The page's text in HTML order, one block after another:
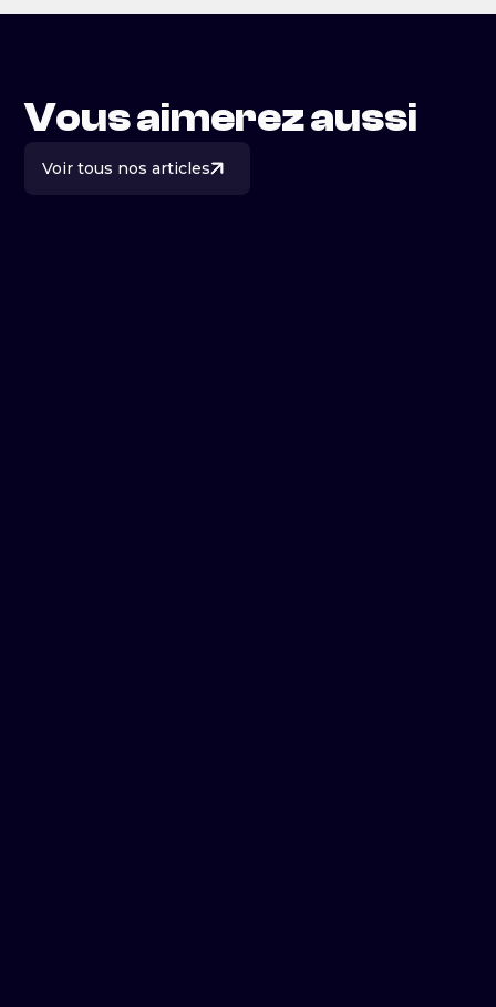
Vous aimerez aussi
Voir tous nos articles